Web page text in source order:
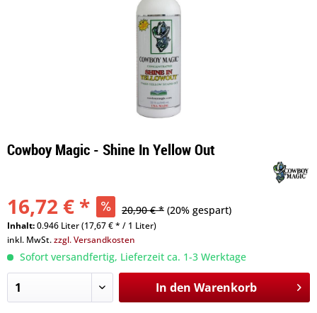
Cowboy Magic - Shine In Yellow Out
16,72 € * 20,90 € * (20% gespart)
Inhalt:0.946 Liter (17,67 € * / 1 Liter)
inkl. MwSt.zzgl. Versandkosten
Sofort versandfertig, Lieferzeit ca. 1-3 Werktage
In den Warenkorb